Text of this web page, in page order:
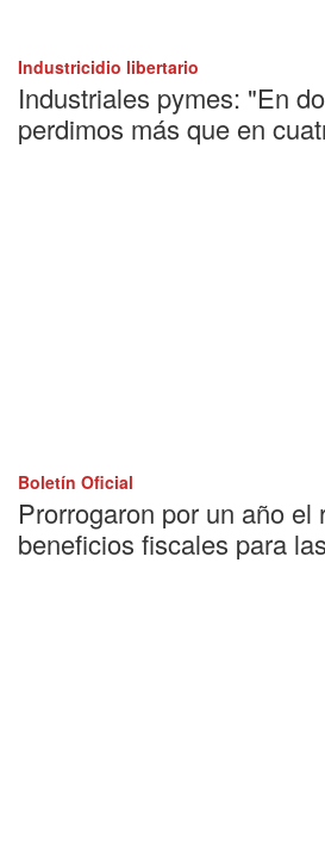
Industricidio libertario
Industriales pymes: "En
perdimos más que en
Boletín Oficial
Prorrogaron por un año el
beneficios fiscales para